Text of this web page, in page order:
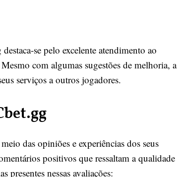
se pelo excelente atendimento ao
com algumas sugestões de melhoria, a
serviços a outros jogadores.
das opiniões e experiências dos seus
positivos que ressaltam a qualidade
presentes nessas avaliações: